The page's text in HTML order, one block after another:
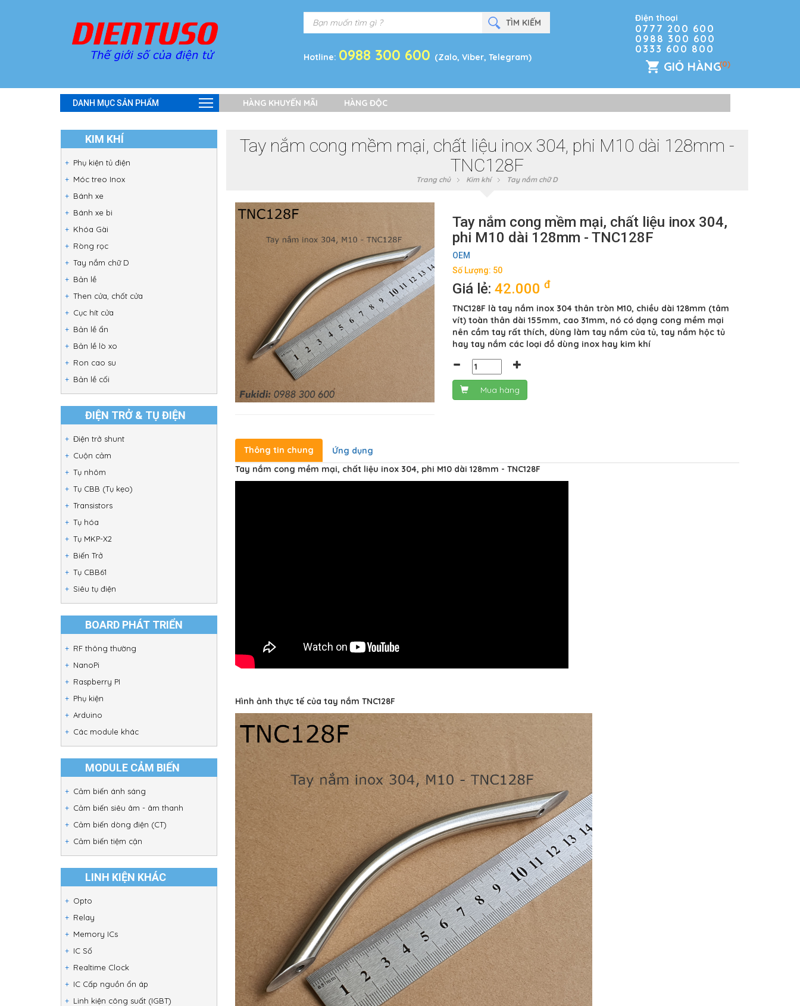
Hotline: 0988 300 600 (Zalo, Viber, Telegram)
Điện thoại
0777 200 600
0988 300 600
0333 600 800
GIỎ HÀNG(0)
DANH MỤC SẢN PHẨM HÀNG KHUYẾN MÃI HÀNG ĐỘC
KIM KHÍ
Phụ kiện tủ điện
Móc treo Inox
Bánh xe
Bánh xe bi
Khóa Gài
Ròng rọc
Tay nắm chữ D
Bản lề
Then cửa, chốt cửa
Cục hít cửa
Bản lề ẩn
Bản lề lò xo
Ron cao su
Bản lề cối
ĐIỆN TRỞ & TỤ ĐIỆN
Điện trở shunt
Cuộn cảm
Tụ nhôm
Tụ CBB (Tụ kẹo)
Transistors
Tụ hóa
Tụ MKP-X2
Biến Trở
Tụ CBB61
Siêu tụ điện
BOARD PHÁT TRIỂN
RF thông thường
NanoPi
Raspberry PI
Phụ kiện
Arduino
Các module khác
MODULE CẢM BIẾN
Cảm biến ánh sáng
Cảm biến siêu âm - âm thanh
Cảm biến dòng điện (CT)
Cảm biến tiệm cận
LINH KIỆN KHÁC
Opto
Relay
Memory ICs
IC Số
Realtime Clock
IC Cấp nguồn ổn áp
Linh kiện công suất (IGBT)
Tay nắm cong mềm mại, chất liệu inox 304, phi M10 dài 128mm -
TNC128F
Trang chủ Kim khí Tay nắm chữ D
Tay nắm cong mềm mại, chất liệu inox 304,
phi M10 dài 128mm - TNC128F
OEM
Số Lượng: 50
Giá lẻ:42.000đ
TNC128F là tay nắm inox 304 thân tròn M10, chiều dài 128mm (tâm
vít) toàn thân dài 155mm, cao 31mm, nó có dạng cong mềm mại
nên cầm tay rất thích, dùng làm tay nắm của tủ, tay nắm hộc tủ
hay tay nắm các loại đồ dùng inox hay kim khí
Mua hàng
Thông tin chung
Ứng dụng
Tay nắm cong mềm mại, chất liệu inox 304, phi M10 dài 128mm - TNC128F
Hình ảnh thực tế của tay nắm TNC128F